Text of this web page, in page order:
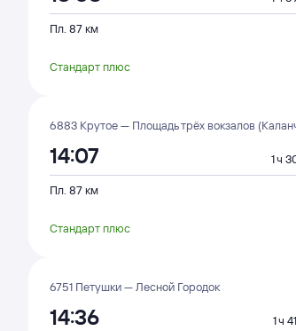
Пл. 87 км
Стандарт плюс
6883 Крутое — Площадь трёх вокзалов
14:07 1 ч
Пл. 87 км
Стандарт плюс
6751 Петушки — Лесной Городок
14:36 1 ч